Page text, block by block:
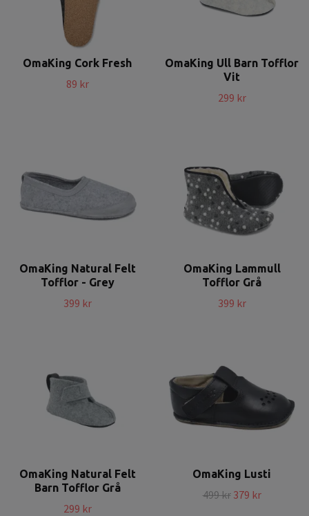
OmaKing Cork Fresh
89 kr
OmaKing Ull Barn Tofflor
Vit
299 kr
OmaKing Natural Felt
Tofflor - Grey
399 kr
OmaKing Lammull
Tofflor Grå
399 kr
OmaKing Natural Felt
Barn Tofflor Grå
299 kr
OmaKing Lusti
499 kr 379 kr